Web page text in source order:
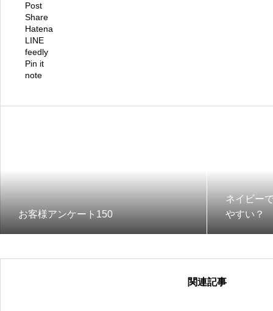
Post
Share
Hatena
LINE
feedly
Pin it
note
お客様アンケート150
ネイビー
やすい？
関連記事